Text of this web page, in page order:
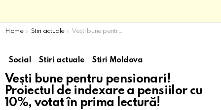
You are here:
Home Stiri actuale Vești bune pentru pensionari! Proiectul de indexare a pensiilor cu 10%, votat în prima lectură!
Social Stiri actuale Stiri Moldova
Vești bune pentru pensionari!
Proiectul de indexare a pensiilor cu
10%, votat în prima lectură!